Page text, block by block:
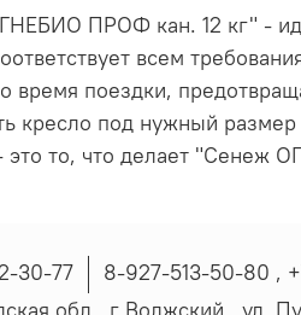
ПРОФ кан. 12 кг" -
всем
время поездки,
кресло под нужный
это то, что делает "Сенеж
30-77
8-927-513-50-80 ,